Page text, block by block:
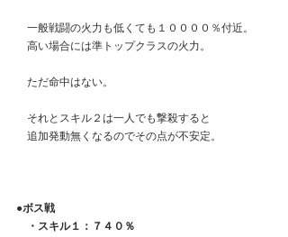
一般戦闘の火力も低くても１００００％付近。
高い場合には準トップクラスの火力。
ただ命中はない。
それとスキル２は一人でも撃殺すると
追加発動無くなるのでその点が不安定。
●ボス戦
・スキル１：７４０％